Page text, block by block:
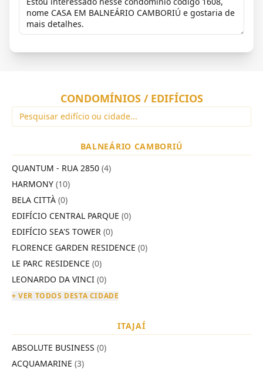
CONDOMÍNIOS / EDIFÍCIOS
BALNEÁRIO CAMBORIÚ
QUANTUM - RUA 2850 (4)
HARMONY (10)
BELA CITTÀ (0)
EDIFÍCIO CENTRAL PARQUE (0)
EDIFÍCIO SEA'S TOWER (0)
FLORENCE GARDEN RESIDENCE (0)
LE PARC RESIDENCE (0)
LEONARDO DA VINCI (0)
+ VER TODOS DESTA CIDADE
ITAJAÍ
ABSOLUTE BUSINESS (0)
ACQUAMARINE (3)